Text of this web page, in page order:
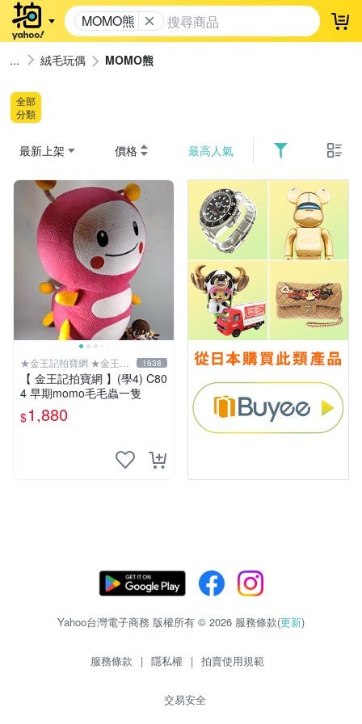
MOMO熊 登
絨毛玩偶 MOMO熊
全部
分類
最新上架 價格 最高人氣
★金王記拍寶網 ★金王記
拍寶趣
1638
【 金王記拍寶網 】(學4) C80
4 早期momo毛毛蟲一隻
$1,880
Yahoo台灣電子商務 版權所有 © 2026 服務條款(更新)
服務條款 | 隱私權 | 拍賣使用規範
交易安全